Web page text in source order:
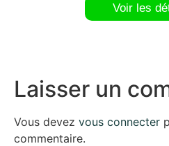
Voir les
Laisser un
Vous devez vous connecter
commentaire.